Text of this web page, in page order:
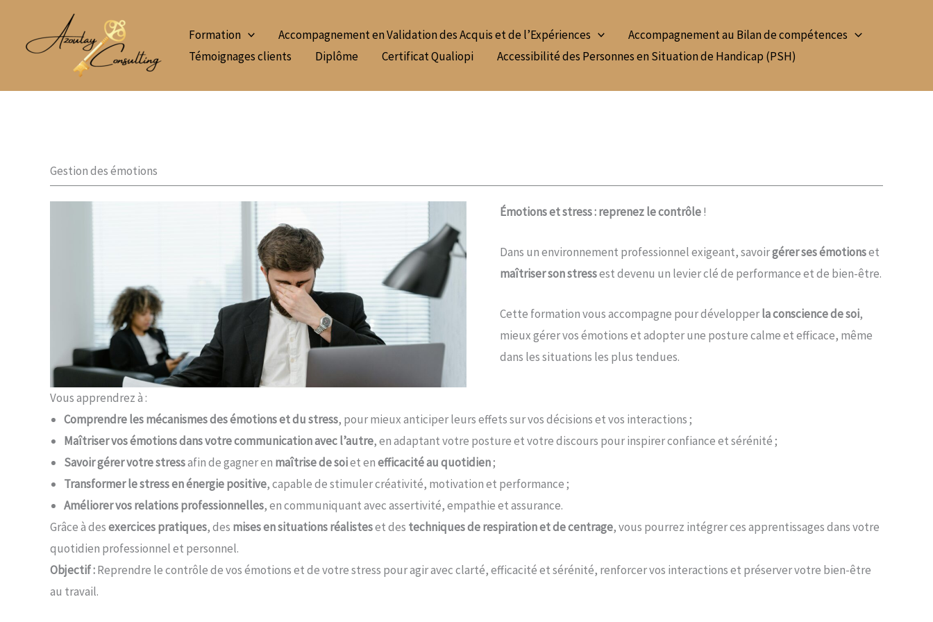
contenu
Formation Accompagnement en Validation des Acquis et de l’Expériences
Accompagnement au Bilan de compétences
Témoignages clients
Diplôme Certificat Qualiopi Accessibilité des Personnes en Situation de Handicap (PSH)
Gestion des émotions
Émotions et stress : reprenez le contrôle!
Dans un environnement professionnel exigeant, savoirgérer ses émotionset
maîtriser son stressest devenu un levier clé de performance et de bien-être.
Cette formation vous accompagne pour développerla conscience de soi,
mieux gérer vos émotions et adopter une posture calme et efficace, même
dans les situations les plus tendues.
Vous apprendrez à :
Comprendre les mécanismes des émotions et du stress, pour mieux anticiper leurs effets sur vos décisions et vos interactions ;
Maîtriser vos émotions dans votre communication avec l’autre, en adaptant votre posture et votre discours pour inspirer confiance et sérénité ;
Savoir gérer votre stressafin de gagner en maîtrise de soiet enefficacité au quotidien;
Transformer le stress en énergie positive, capable de stimuler créativité, motivation et performance ;
Améliorer vos relations professionnelles, en communiquant avec assertivité, empathie et assurance.
Grâce à desexercices pratiques, des mises en situations réalisteset des techniques de respiration et de centrage, vous pourrez intégrer ces apprentissages dans votre
quotidien professionnel et personnel.
Objectif :Reprendre le contrôle de vos émotions et de votre stress pour agir avec clarté, efficacité et sérénité, renforcer vos interactions et préserver votre bien-être
au travail.